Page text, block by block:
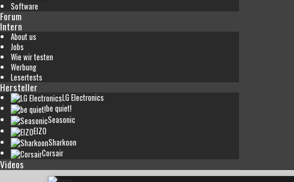
Software
Forum
Intern
About us
Jobs
Wie wir testen
Werbung
Lesertests
Hersteller
LG Electronics
be quiet!
Seasonic
EIZO
Sharkoon
Corsair
Videos